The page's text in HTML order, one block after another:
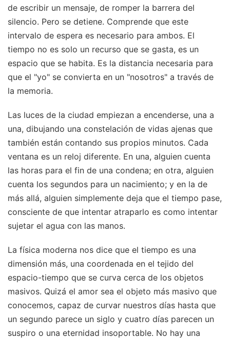
de escribir un mensaje, de romper la barrera del
silencio. Pero se detiene. Comprende que este
intervalo de espera es necesario para ambos. El
tiempo no es solo un recurso que se gasta, es un
espacio que se habita. Es la distancia necesaria para
que el "yo" se convierta en un "nosotros" a través de
la memoria.
Las luces de la ciudad empiezan a encenderse, una a
una, dibujando una constelación de vidas ajenas que
también están contando sus propios minutos. Cada
ventana es un reloj diferente. En una, alguien cuenta
las horas para el fin de una condena; en otra, alguien
cuenta los segundos para un nacimiento; y en la de
más allá, alguien simplemente deja que el tiempo pase,
consciente de que intentar atraparlo es como intentar
sujetar el agua con las manos.
La física moderna nos dice que el tiempo es una
dimensión más, una coordenada en el tejido del
espacio-tiempo que se curva cerca de los objetos
masivos. Quizá el amor sea el objeto más masivo que
conocemos, capaz de curvar nuestros días hasta que
un segundo parece un siglo y cuatro días parecen un
suspiro o una eternidad insoportable. No hay una